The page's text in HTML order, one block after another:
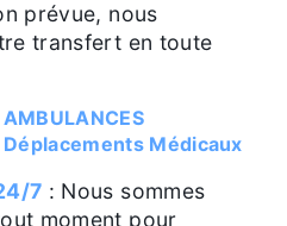
prévue, nous
transfert en toute
Déplacements Médicaux
7 : Nous sommes
moment pour